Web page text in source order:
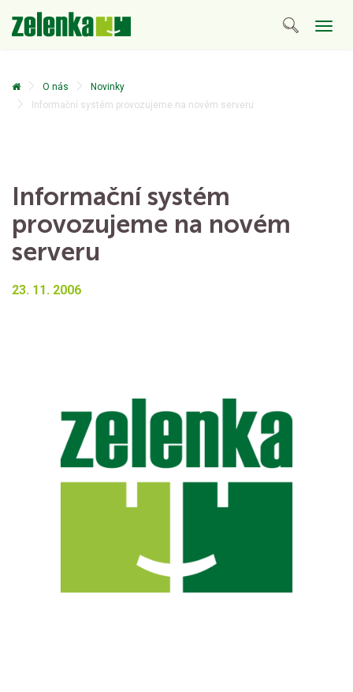
O nás
Novinky
Informační systém provozujeme na novém serveru
Informační systém
provozujeme na novém
serveru
23. 11. 2006